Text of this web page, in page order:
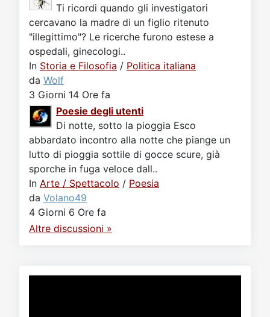
Ti ricordi quando gli investigatori
cercavano la madre di un figlio ritenuto
"illegittimo"? Le ricerche furono estese a
ospedali, ginecologi..
In Storia e Filosofia / Politica italiana
da Wolf
3 Giorni 14 Ore fa
Poesie degli utenti
Di notte, sotto la pioggia Esco
abbardato incontro alla notte che piange un
lutto di pioggia sottile di gocce scure, già
sporche in fuga veloce dall..
In Arte / Spettacolo / Poesia
da Volano49
4 Giorni 6 Ore fa
Altre discussioni »